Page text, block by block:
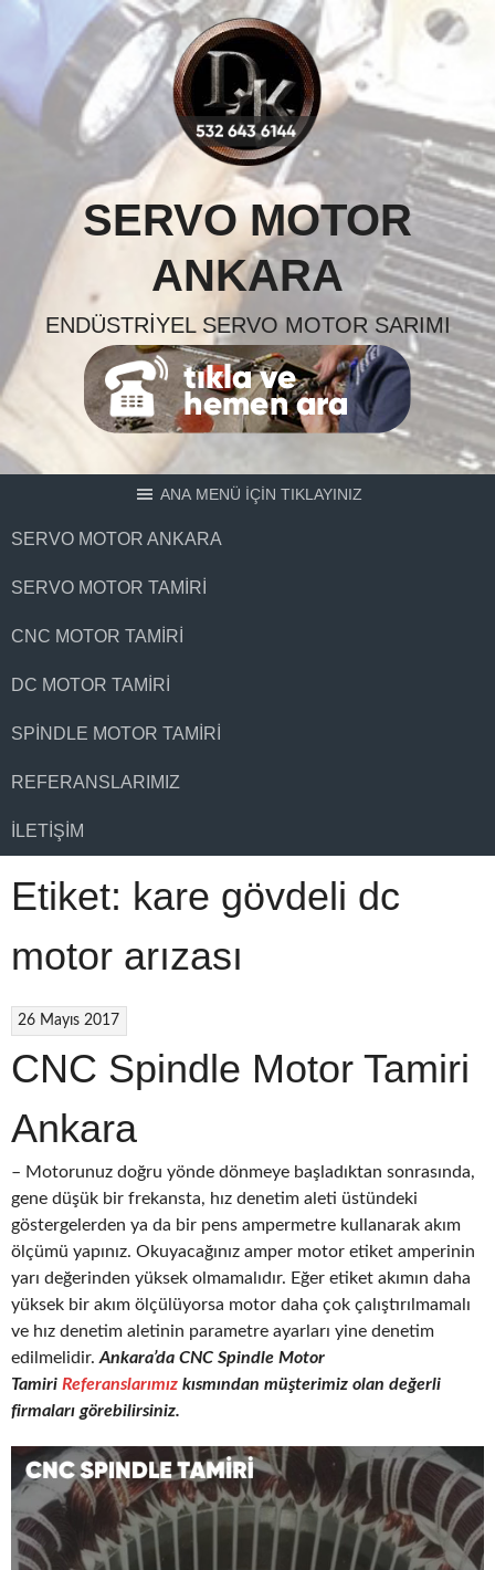
Skip
content
SERVO MOTOR
ANKARA
ENDÜSTRIYEL SERVO MOTOR SARIMI
ANA MENÜ İÇİN TIKLAYINIZ
SERVO MOTOR ANKARA
SERVO MOTOR TAMIRI
CNC MOTOR TAMIRI
DC MOTOR TAMIRI
SPINDLE MOTOR TAMIRI
REFERANSLARIMIZ
İLETIŞIM
Etiket: kare gövdeli dc
motor arızası
26 Mayıs 2017
CNC Spindle Motor Tamiri
Ankara
– Motorunuz doğru yönde dönmeye başladıktan sonrasında,
gene düşük bir frekansta, hız denetim aleti üstündeki
göstergelerden ya da bir pens ampermetre kullanarak akım
ölçümü yapınız. Okuyacağınız amper motor etiket amperinin
yarı değerinden yüksek olmamalıdır. Eğer etiket akımın daha
yüksek bir akım ölçülüyorsa motor daha çok çalıştırılmamalı
ve hız denetim aletinin parametre ayarları yine denetim
edilmelidir. Ankara’da CNC Spindle Motor
Tamiri Referanslarımız kısmından müşterimiz olan değerli
firmaları görebilirsiniz.